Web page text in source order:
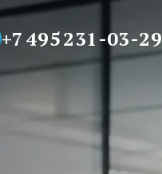
+7 495 231-03-29